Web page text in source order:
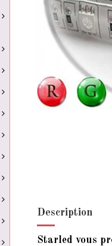
Description
Starled vous